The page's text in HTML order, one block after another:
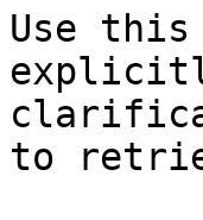
Use this